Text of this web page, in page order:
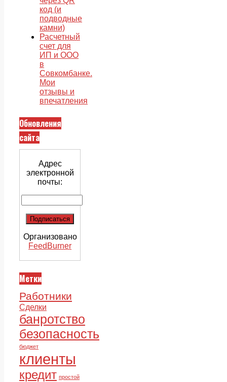
код (и
подводные
камни)
Расчетный
счет для
ИП и ООО
в
Совкомбанке.
Мои
отзывы и
впечатления
Обновления
сайта
Адрес
электронной
почты:
Организовано
FeedBurner
Метки
Работники
Сделки
банротство
безопасность
бюджет
клиенты
кредит простой